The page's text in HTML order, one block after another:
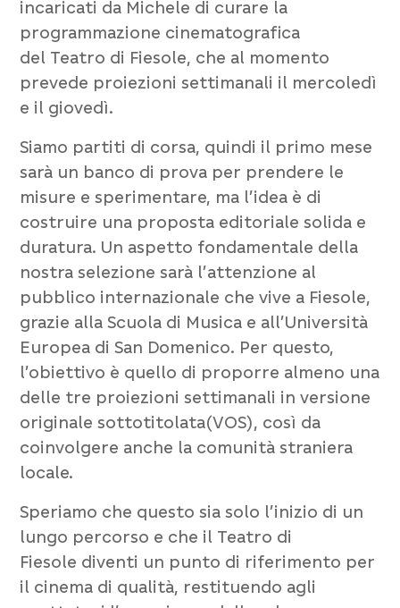
incaricati da Michele di curare la
programmazione cinematografica
del Teatro di Fiesole, che al momento
prevede proiezioni settimanali il mercoledì
e il giovedì.
Siamo partiti di corsa, quindi il primo mese
sarà un banco di prova per prendere le
misure e sperimentare, ma l’idea è di
costruire una proposta editoriale solida e
duratura. Un aspetto fondamentale della
nostra selezione sarà l’attenzione al
pubblico internazionale che vive a Fiesole,
grazie allaScuola di Musica e all’Università
Europea diSan Domenico. Per questo,
l’obiettivo è quello di proporre almeno una
delle tre proiezioni settimanali inversione
originale sottotitolata(VOS), così da
coinvolgere anche la comunità straniera
locale.
Speriamo che questo sia solo l’inizio di un
lungo percorso e che il Teatro di
Fiesole diventi un punto di riferimento per
il cinema di qualità, restituendo agli